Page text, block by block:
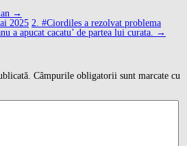
→
2025 2. #Ciordiles a rezolvat problema
a apucat cacatu’ de partea lui curata.
→
Câmpurile obligatorii sunt marcate cu